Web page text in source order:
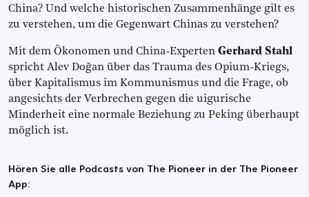
China? Und welche historischen Zusammenhänge gilt es
zu verstehen, um die Gegenwart Chinas zu verstehen?
Mit dem Ökonomen und China-Experten Gerhard Stahl
spricht Alev Doğan über das Trauma des Opium-Kriegs,
über Kapitalismus im Kommunismus und die Frage, ob
angesichts der Verbrechen gegen die uigurische
Minderheit eine normale Beziehung zu Peking überhaupt
möglich ist.
Hören Sie alle Podcasts von The Pioneer in der The Pioneer
App: